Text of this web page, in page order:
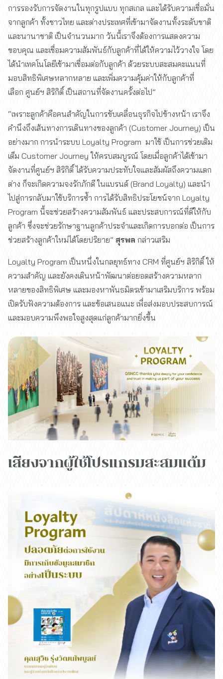
การรองรับการจัดงานในทุกรูปแบบ ทุกสเกล และได้รับความเชื่อมั่น
จากลูกค้า ทั้งชาวไทย และต่างประเทศที่เข้ามาจัดงานทั้งระดับชาติ
และนานาชาติ เป็นจำนวนมาก วันนี้เราจึงต้องการแสดงความ
ขอบคุณ และเชื่อมความสัมพันธ์กับลูกค้าที่ได้ให้ความไว้วางใจ โดย
ได้นำเทคโนโลยีเข้ามาเชื่อมต่อกับลูกค้า ด้วยระบบสะสมคะแนนที่
มอบสิทธิพิเศษหลากหลาย และเพิ่มความคุ้มค่าให้กับลูกค้าที่
เลือก ศูนย์ฯ สิริกิติ์ เป็นสถานที่จัดงานครั้งต่อไป”
“เพราะลูกค้าคือคนสำคัญในการขับเคลื่อนธุรกิจไปข้างหน้า เราจึง
คำนึงถึงเส้นทางการเดินทางของลูกค้า (Customer Journey) เป็น
อย่างมาก การนำระบบ Loyalty Program มาใช้ เป็นการช่วยเติม
เต็ม Customer Journey ให้ครบสมบูรณ์ โดยเมื่อลูกค้าได้เข้ามา
จัดงานที่ศูนย์ฯ สิริกิติ์ ได้รับความประทับใจและสัมผัสถึงความแตก
ต่าง ก็จะเกิดความจงรักภักดี ในแบรนด์ (Brand Loyalty) และนำ
ไปสู่การกลับมาใช้บริการซ้ำ การได้รับสิทธิประโยชน์จาก Loyalty
Program นี้จะช่วยสร้างความสัมพันธ์ และประสบการณ์ที่ดีให้กับ
ลูกค้า ซึ่งจะช่วยรักษาฐานลูกค้าประจำและเกิดการบอกต่อ เป็นการ
ช่วยสร้างลูกค้าใหม่ได้โดยปริยาย” สุรพล กล่าวเสริม
Loyalty Program เป็นหนึ่งในกลยุทธ์ทาง CRM ที่ศูนย์ฯ สิริกิติ์ ให้
ความสำคัญ และยังคงเดินหน้าพัฒนาต่อยอดสร้างความหลาก
หลายของสิทธิพิเศษ และมองหาพันธมิตรเข้ามาเสริมบริการ พร้อม
เปิดรับฟังความต้องการ และข้อเสนอแนะ เพื่อส่งมอบประสบการณ์
และมอบความพึงพอใจสูงสุดแก่ลูกค้ามากยิ่งขึ้น
เสียงจากผู้ใช้โปรแกรมสะสมแต้ม